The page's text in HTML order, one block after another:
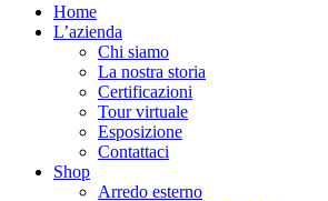
Home
L’azienda
Chi siamo
La nostra storia
Certificazioni
Tour virtuale
Esposizione
Contattaci
Shop
Arredo esterno